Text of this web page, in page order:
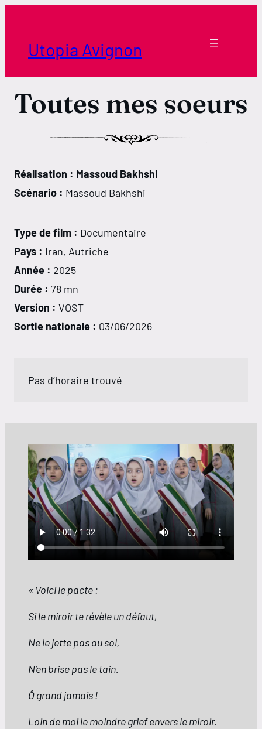
contenuUtopia Avignon
Toutes mes soeurs
Réalisation : Massoud Bakhshi
Scénario : Massoud Bakhshi
Type de film : Documentaire
Pays : Iran, Autriche
Année : 2025
Durée : 78 mn
Version : VOST
Sortie nationale : 03/06/2026
Pas d’horaire trouvé
« Voici le pacte :
Si le miroir te révèle un défaut,
Ne le jette pas au sol,
N’en brise pas le tain.
Ô grand jamais !
Loin de moi le moindre grief envers le miroir.